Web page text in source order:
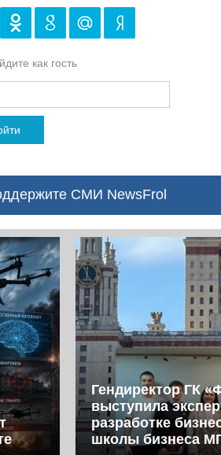
как гость
СМИ NewsFrol
Гендиректор ГК
выступила
разработке
школы бизнеса